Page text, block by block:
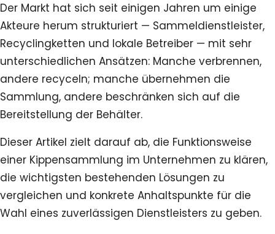
Der Markt hat sich seit einigen Jahren um einige
Akteure herum strukturiert — Sammeldienstleister,
Recyclingketten und lokale Betreiber — mit sehr
unterschiedlichen Ansätzen: Manche verbrennen,
andere recyceln; manche übernehmen die
Sammlung, andere beschränken sich auf die
Bereitstellung der Behälter.
Dieser Artikel zielt darauf ab, die Funktionsweise
einer Kippensammlung im Unternehmen zu klären,
die wichtigsten bestehenden Lösungen zu
vergleichen und konkrete Anhaltspunkte für die
Wahl eines zuverlässigen Dienstleisters zu geben.